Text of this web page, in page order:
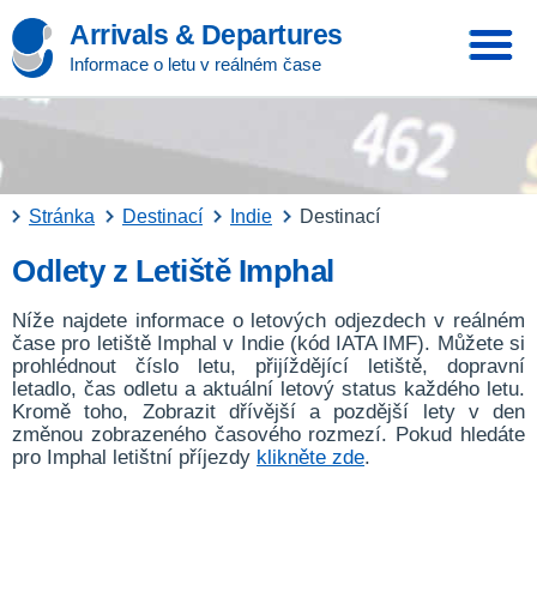
Arrivals & Departures
Informace o letu v reálném čase
Stránka Destinací Indie Destinací
Odlety z Letiště Imphal
Níže najdete informace o letových odjezdech v reálném
čase pro letiště Imphal v Indie (kód IATA IMF). Můžete si
prohlédnout číslo letu, přijíždějící letiště, dopravní
letadlo, čas odletu a aktuální letový status každého letu.
Kromě toho, Zobrazit dřívější a pozdější lety v den
změnou zobrazeného časového rozmezí. Pokud hledáte
pro Imphal letištní příjezdy klikněte zde.